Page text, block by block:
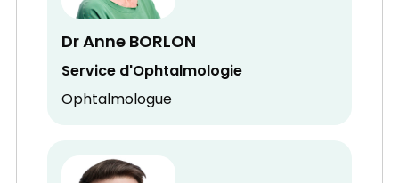
Dr Anne BORLON
Service d'Ophtalmologie
Ophtalmologue